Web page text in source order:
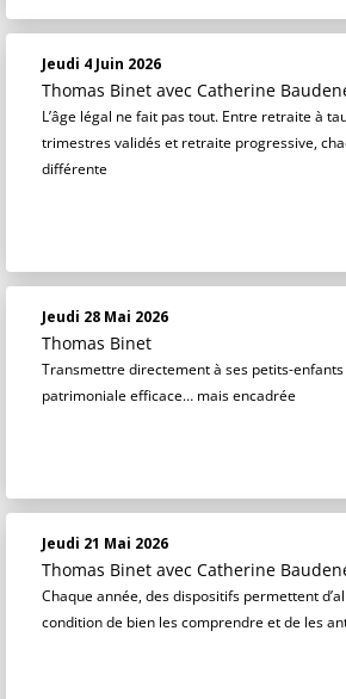
Jeudi 4 Juin 2026
Thomas Binet avec Catherine
L’âge légal ne fait pas tout. Entre retraite à
trimestres validés et retraite progressive,
différente
Jeudi 28 Mai 2026
Thomas Binet
Transmettre directement à ses petits-
patrimoniale efficace… mais encadrée
Jeudi 21 Mai 2026
Thomas Binet avec Catherine
Chaque année, des dispositifs permettent
condition de bien les comprendre et de les